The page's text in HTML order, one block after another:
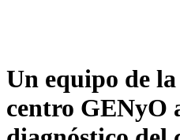
Un equipo de
centro GENyO